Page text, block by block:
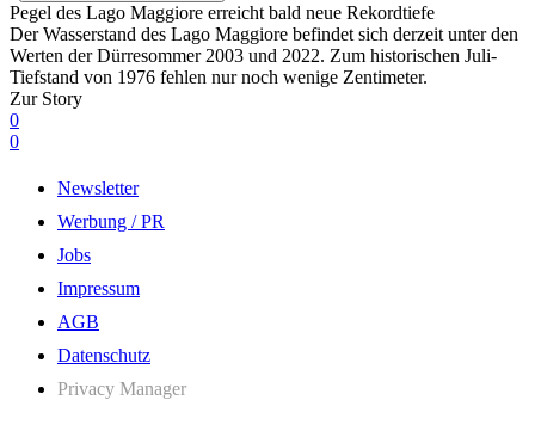
Pegel des Lago Maggiore erreicht bald neue Rekordtiefe
Der Wasserstand des Lago Maggiore befindet sich derzeit unter den
Werten der Dürresommer 2003 und 2022. Zum historischen Juli-
Tiefstand von 1976 fehlen nur noch wenige Zentimeter.
Zur Story
0
0
Newsletter
Werbung / PR
Jobs
Impressum
AGB
Datenschutz
Privacy Manager